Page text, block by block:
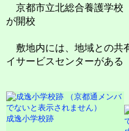
京都市立北総合養護学校
が開校
敷地内には、地域との共
イサービスセンターがある
成逸小学校跡